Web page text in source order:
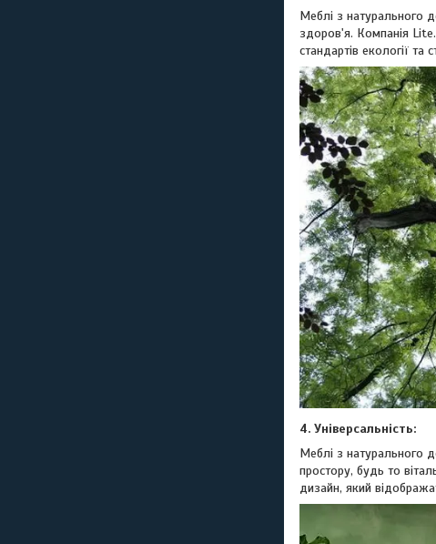
Меблі з натурального
здоров'я. Компанія
стандартів екології та
4. Універсальність:
Меблі з натурального
простору, будь то
дизайн, який